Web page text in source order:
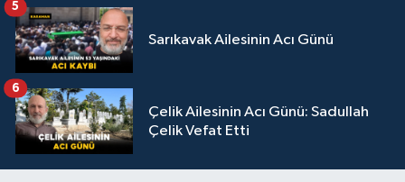
Sarıkavak Ailesinin Acı Günü
5
Çelik Ailesinin Acı Günü: Sadullah
Çelik Vefat Etti
6